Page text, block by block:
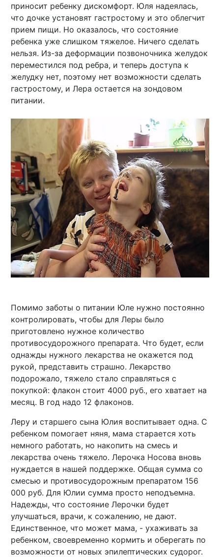
приносит ребенку дискомфорт. Юля надеялась,
что дочке установят гастростому и это облегчит
прием пищи. Но оказалось, что состояние
ребенка уже слишком тяжелое. Ничего сделать
нельзя. Из-за деформации позвоночника желудок
переместился под ребра, и теперь доступа к
желудку нет, поэтому нет возможности сделать
гастростому, и Лера остается на зондовом
питании.
Помимо заботы о питании Юле нужно постоянно
контролировать, чтобы для Леры было
приготовлено нужное количество
противосудорожного препарата. Что будет, если
однажды нужного лекарства не окажется под
рукой, представить страшно. Лекарство
подорожало, тяжело стало справляться с
покупкой: флакон стоит 4000 руб., его хватает на
месяц. В год надо 12 флаконов.
Леру и старшего сына Юлия воспитывает одна. С
ребенком помогает няня, мама старается хоть
немного работать, но накопить на смесь и
лекарства очень тяжело. Лерочка Носова вновь
нуждается в нашей поддержке. Общая сумма со
смесью и противосудорожным препаратом 156
000 руб. Для Юлии сумма просто неподъемна.
Надежды, что состояние Лерочки будет
улучшаться, врачи, к сожалению, не дают.
Единственное, что может мама, - ухаживать за
ребенком, своевременно кормить и оберегать по
возможности от новых эпилептических судорог.